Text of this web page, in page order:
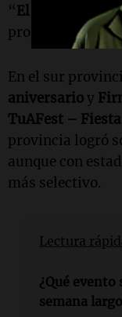
“El Laburazo ” y
programación
En el sur
aniversarioy
TuAFest –
provincia logró
aunque con
más selectivo.
Lectura
¿Qué
semana